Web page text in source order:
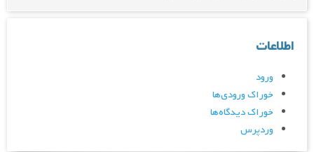
اطلاعات
ورود
خوراک ورودی‌ها
خوراک دیدگاه‌ها
وردپرس